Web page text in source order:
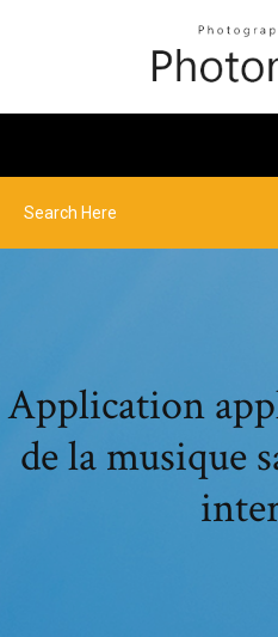
Application
de la musique